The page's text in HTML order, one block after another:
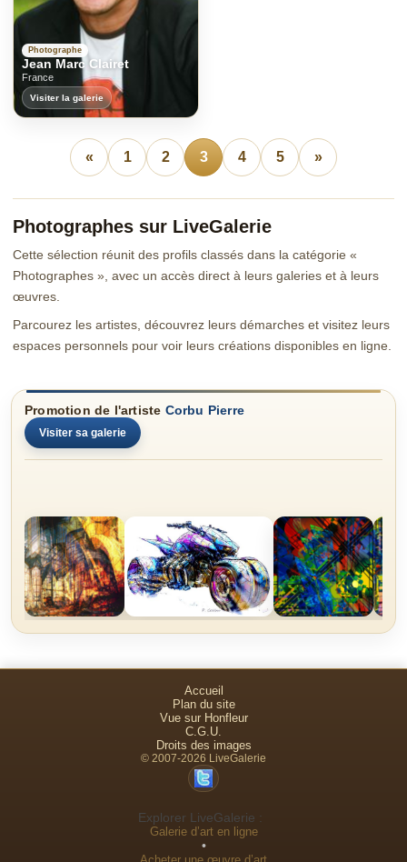
Photographe
Jean Marc Clairet
France
Visiter la galerie
« 1 2 3 4 5 »
Photographes sur LiveGalerie
Cette sélection réunit des profils classés dans la catégorie «
Photographes », avec un accès direct à leurs galeries et à leurs
œuvres.
Parcourez les artistes, découvrez leurs démarches et visitez leurs
espaces personnels pour voir leurs créations disponibles en ligne.
Promotion de l'artiste Corbu Pierre
Visiter sa galerie
Accueil
Plan du site
Vue sur Honfleur
C.G.U.
Droits des images
© 2007-2026 LiveGalerie
Explorer LiveGalerie :
Galerie d’art en ligne
•